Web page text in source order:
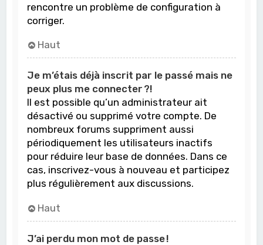
rencontre un problème de configuration à
corriger.
Haut
Je m’étais déjà inscrit par le passé mais ne
peux plus me connecter ?!
Il est possible qu’un administrateur ait
désactivé ou supprimé votre compte. De
nombreux forums suppriment aussi
périodiquement les utilisateurs inactifs
pour réduire leur base de données. Dans ce
cas, inscrivez-vous à nouveau et participez
plus régulièrement aux discussions.
Haut
J’ai perdu mon mot de passe !